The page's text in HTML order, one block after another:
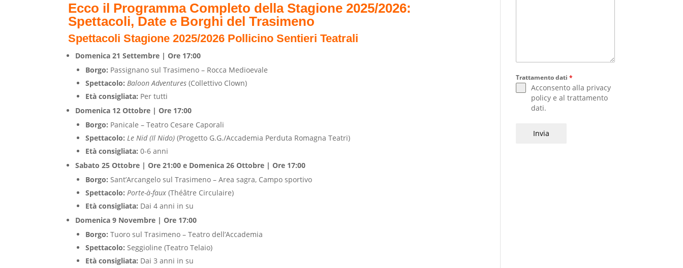
Ecco il Programma Completo della Stagione 2025/2026:
Spettacoli, Date e Borghi del Trasimeno
Spettacoli Stagione 2025/2026 Pollicino Sentieri Teatrali
Domenica 21 Settembre | Ore 17:00
Borgo: Passignano sul Trasimeno – Rocca Medioevale
Spettacolo: Baloon Adventures (Collettivo Clown)
Età consigliata: Per tutti
Domenica 12 Ottobre | Ore 17:00
Borgo: Panicale – Teatro Cesare Caporali
Spettacolo: Le Nid (Il Nido) (Progetto G.G./Accademia Perduta Romagna Teatri)
Età consigliata: 0-6 anni
Sabato 25 Ottobre | Ore 21:00 e Domenica 26 Ottobre | Ore 17:00
Borgo: Sant’Arcangelo sul Trasimeno – Area sagra, Campo sportivo
Spettacolo:Porte-à-faux (Théâtre Circulaire)
Età consigliata: Dai 4 anni in su
Domenica 9 Novembre | Ore 17:00
Borgo: Tuoro sul Trasimeno – Teatro dell’Accademia
Spettacolo:Seggioline (Teatro Telaio)
Età consigliata: Dai 3 anni in su
Trattamento dati*
Acconsento alla privacy
policy e altrattamento
dati.
Invia